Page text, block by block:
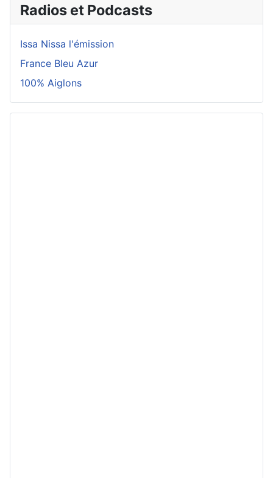
Radios et Podcasts
Issa Nissa l'émission
France Bleu Azur
100% Aiglons